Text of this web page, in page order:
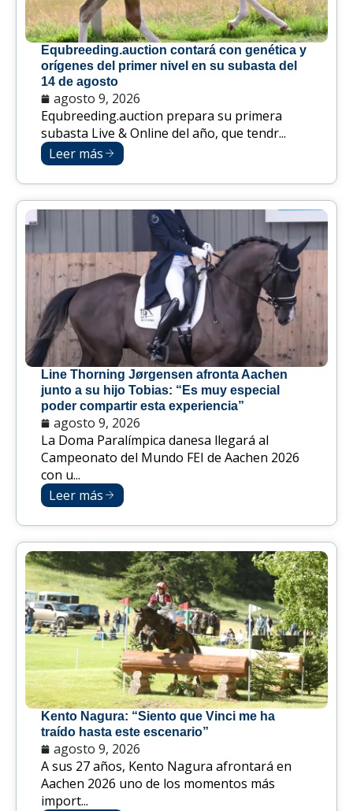
Equbreeding.auction contará con genética y
orígenes del primer nivel en su subasta del
14 de agosto
agosto 9, 2026
Equbreeding.auction prepara su primera
subasta Live & Online del año, que tendr...
Leer más
Line Thorning Jørgensen afronta Aachen
junto a su hijo Tobias: “Es muy especial
poder compartir esta experiencia”
agosto 9, 2026
La Doma Paralímpica danesa llegará al
Campeonato del Mundo FEI de Aachen 2026
con u...
Leer más
Kento Nagura: “Siento que Vinci me ha
traído hasta este escenario”
agosto 9, 2026
A sus 27 años, Kento Nagura afrontará en
Aachen 2026 uno de los momentos más
import...